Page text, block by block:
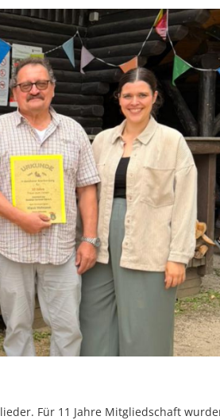
Erziehung &
Freizeit &
IT-Internet-
Land-
Rund ums Haus
Transport &
Für 11 Jahre Mitgliedschaft